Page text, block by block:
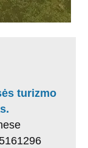
turizmo